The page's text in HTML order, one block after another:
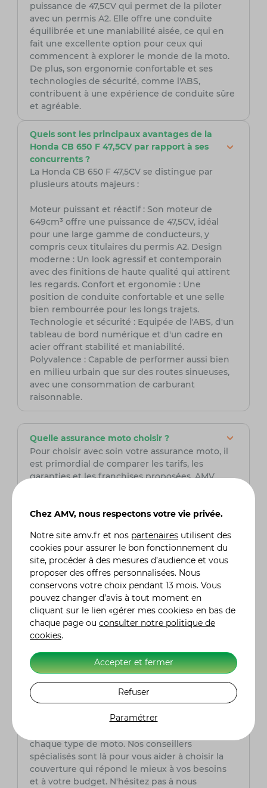
puissance de 47,5CV qui permet de la piloter
avec un permis A2. Elle offre une conduite
équilibrée et une maniabilité aisée, ce qui en
fait une excellente option pour ceux qui
commencent à explorer le monde de la moto.
De plus, son ergonomie confortable et ses
technologies de sécurité, comme l'ABS,
contribuent à une expérience de conduite sûre
et agréable.
Quels sont les principaux avantages de la
Honda CB 650 F 47,5CV par rapport à ses
concurrents ?
La Honda CB 650 F 47,5CV se distingue par
plusieurs atouts majeurs :
Moteur puissant et réactif : Son moteur de
649cm³ offre une puissance de 47,5CV, idéal
pour une large gamme de conducteurs, y
compris ceux titulaires du permis A2. Design
moderne : Un look agressif et contemporain
avec des finitions de haute qualité qui attirent
les regards. Confort et ergonomie : Une
position de conduite confortable et une selle
bien rembourrée pour les longs trajets.
Technologie et sécurité : Equipée de l'ABS, d'un
tableau de bord numérique et d'un cadre en
acier offrant stabilité et maniabilité.
Polyvalence : Capable de performer aussi bien
en milieu urbain que sur des routes sinueuses,
avec une consommation de carburant
raisonnable.
Quelle assurance moto choisir ?
Pour choisir avec soin votre assurance moto, il
est primordial de comparer les tarifs, les
garanties et les franchises proposées. AMV,
considération. Fort de son expertise, AMV offre
des motards, assurant ainsi une couverture
complète et fiable pour leurs deux-roues. Grâce
à son expertise du secteur, AMV peut offrir des
services sur mesure et des conseils avisés,
assurant la tranquillité d'esprit des
motocyclistes tout au long de leurs aventures
sur la route.
Quel est le prix d'une assurance moto ?
Le coût d'une assurance moto chez AMV
intègre plusieurs facteurs tels que le modèle de
la moto, l'expérience du conducteur (permis,
sinistres, bonus), le lieu de stationnement
habituel et le niveau de garanties désiré. Chez
AMV, nous offrons des tarifs compétitifs
chaque type de moto. Nos conseillers
spécialisés sont là pour vous aider à choisir la
couverture qui répond le mieux à vos besoins
et à votre budget. N'hésitez pas à nous
Chez AMV, nous respectons votre vie privée.
Notre site amv.fr et nos partenaires utilisent des
cookies pour assurer le bon fonctionnement du
site, procéder à des mesures d’audience et vous
proposer des offres personnalisées. Nous
conservons votre choix pendant 13 mois. Vous
pouvez changer d’avis à tout moment en
cliquant sur le lien «gérer mes cookies» en bas de
chaque page ou consulter notre politique de
cookies.
Accepter et fermer
Refuser
Paramétrer